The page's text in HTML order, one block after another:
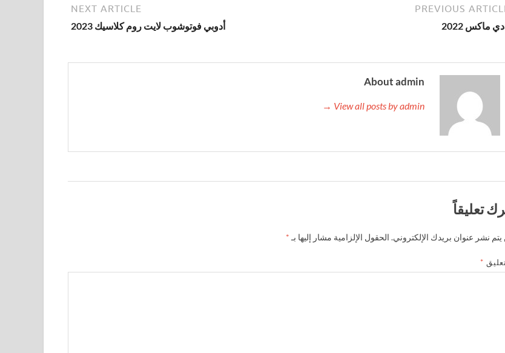
PREVIOUS
NEXT ARTICLE
أدوبي فوتوشوب لايت روم كلاسيك 2023
About admin
View all posts by admin →
تعليقاً
يتم نشر عنوان بريدك الإلكتروني. الحقول الإلزامية مشار إليها بـ *
*